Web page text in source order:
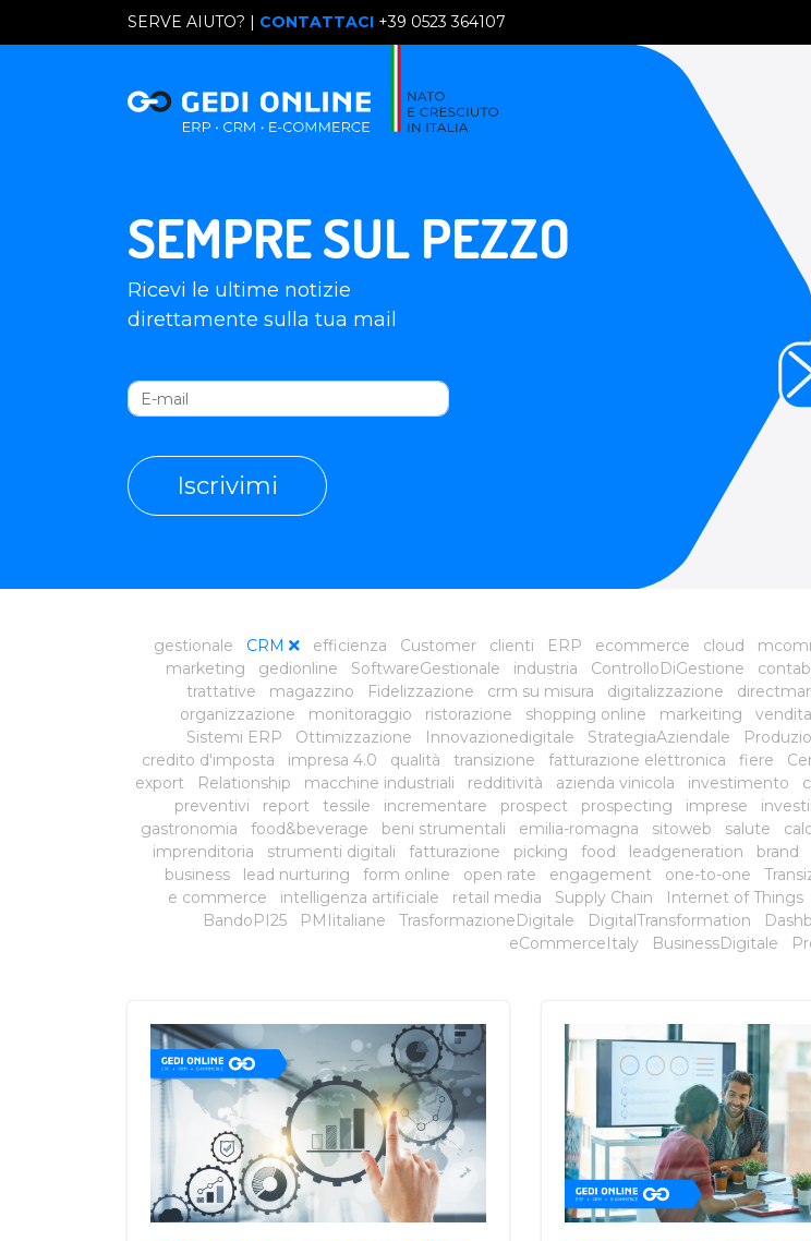
SERVE AIUTO? | CONTATTACI +39 0523 364107
SEMPRE SUL PEZZO
Ricevi le ultime notizie
direttamente sulla tua mail
Iscrivimi
gestionale CRM efficienza Customer clienti ERP ecommerce cloud
marketing
gedionline SoftwareGestionale industria ControlloDiGestione
trattative
magazzino Fidelizzazione crm su misura digitalizzazione
organizzazione
monitoraggio ristorazione shopping online markeiting vendita
Sistemi ERP
Ottimizzazione Innovazionedigitale StrategiaAziendale
credito d'imposta
impresa 4.0 qualità transizione fatturazione elettronica fiere
export
Relationship macchine industriali redditività azienda vinicola investimento
preventivi
report tessile incrementare prospect prospecting imprese
gastronomia
food&beverage beni strumentali emilia-romagna sitoweb salute
imprenditoria
strumenti digitali fatturazione picking food leadgeneration brand
business
lead nurturing form online open rate engagement one-to-one
e commerce
intelligenza artificiale retail media Supply Chain Internet of Things
BandoPI25
PMIitaliane TrasformazioneDigitale DigitalTransformation
eCommerceItaly
BusinessDigitale